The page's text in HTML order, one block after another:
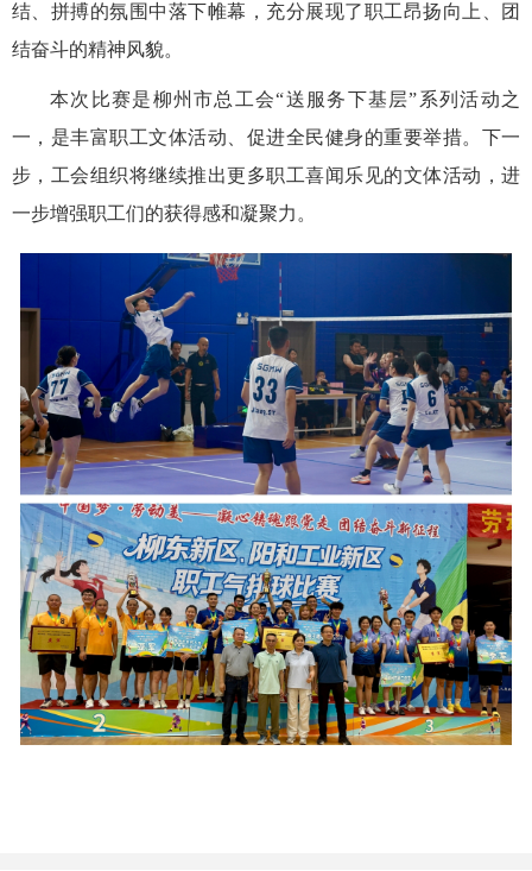
结、拼搏的氛围中落下帷幕，充分展现了职工昂扬向上、团
结奋斗的精神风貌。
本次比赛是柳州市总工会“送服务下基层”系列活动之
一，是丰富职工文体活动、促进全民健身的重要举措。下一
步，工会组织将继续推出更多职工喜闻乐见的文体活动，进
一步增强职工们的获得感和凝聚力。